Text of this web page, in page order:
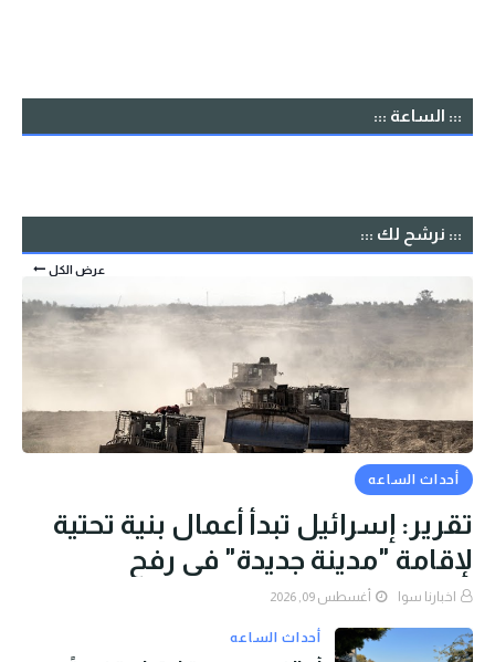
::: الساعة :::
::: نرشح لك :::
عرض الكل
أحداث الساعه
تقرير: إسرائيل تبدأ أعمال بنية تحتية
لإقامة "مدينة جديدة" في رفح
اخبارنا سوا أغسطس 09, 2026
أحداث الساعه